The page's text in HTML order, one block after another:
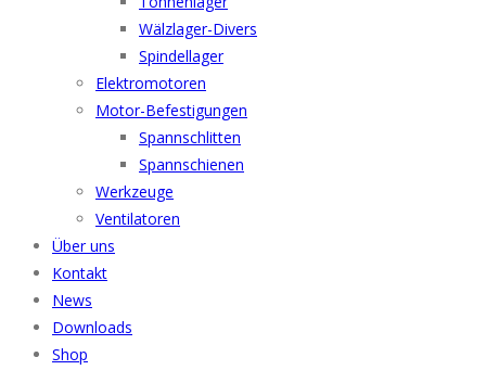
Wälzlager-Divers
Spindellager
Elektromotoren
Motor-Befestigungen
Spannschlitten
Spannschienen
Werkzeuge
Ventilatoren
Über uns
Kontakt
News
Downloads
Shop